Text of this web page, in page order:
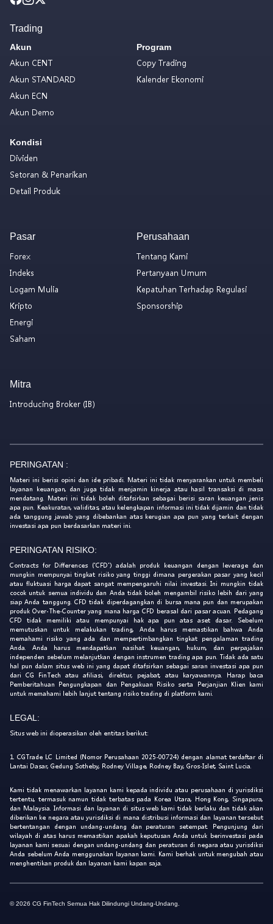
Trading
Akun
Akun CENT
Akun STANDARD
Akun ECN
Akun Demo
Kondisi
Dividen
Setoran & Penarikan
Detail Produk
Program
Copy Trading
Kalender Ekonomi
Pasar
Forex
Indeks
Logam Mulia
Kripto
Energi
Saham
Perusahaan
Tentang Kami
Pertanyaan Umum
Kepatuhan Terhadap Regulasi
Sponsorship
Mitra
Introducing Broker (IB)
PERINGATAN :
Materi ini berisi opini dan ide pribadi. Materi ini tidak menyarankan untuk membeli
layanan keuangan, dan juga tidak menjamin kinerja atau hasil transaksi di masa
mendatang. Materi ini tidak boleh ditafsirkan sebagai berisi saran keuangan jenis
apa pun. Keakuratan, validitas, atau kelengkapan informasi ini tidak dijamin dan tidak
ada tanggung jawab yang dibebankan atas kerugian apa pun yang terkait dengan
investasi apa pun berdasarkan materi ini.
PERINGATAN RISIKO:
Contracts for Differences ('CFD') adalah produk keuangan dengan leverage dan
mungkin mempunyai tingkat risiko yang tinggi dimana pergerakan pasar yang kecil
atau fluktuasi harga dapat sangat mempengaruhi nilai investasi. Ini mungkin tidak
cocok untuk semua individu dan Anda tidak boleh mengambil risiko lebih dari yang
siap Anda tanggung. CFD tidak diperdagangkan di bursa mana pun dan merupakan
produk Over-The-Counter yang mana harga CFD berasal dari pasar acuan. Pedagang
CFD tidak memiliki atau mempunyai hak apa pun atas aset dasar. Sebelum
memutuskan untuk melakukan trading, Anda harus memastikan bahwa Anda
memahami risiko yang ada dan mempertimbangkan tingkat pengalaman trading
Anda. Anda harus mendapatkan nasihat keuangan, hukum, dan perpajakan
independen sebelum melanjutkan dengan instrumen trading apa pun. Tidak ada satu
hal pun dalam situs web ini yang dapat ditafsirkan sebagai saran investasi apa pun
dari CG FinTech atau afiliasi, direktur, pejabat, atau karyawannya. Harap baca
Pemberitahuan Pengungkapan dan Pengakuan Risiko serta Perjanjian Klien kami
untuk memahami lebih lanjut tentang risiko trading di platform kami.
LEGAL:
Situs web ini dioperasikan oleh entitas berikut:
1. CGTrade LC Limited (Nomor Perusahaan 2025-00724) dengan alamat terdaftar di
Lantai Dasar, Gedung Sotheby, Rodney Village, Rodney Bay, Gros-Islet, Saint Lucia.
Kami tidak menawarkan layanan kami kepada individu atau perusahaan di yurisdiksi
tertentu, termasuk namun tidak terbatas pada Korea Utara, Hong Kong, Singapura,
dan Malaysia. Informasi dan layanan di situs web kami tidak berlaku dan tidak akan
diberikan ke negara atau yurisdiksi di mana distribusi informasi dan layanan tersebut
bertentangan dengan undang-undang dan peraturan setempat. Pengunjung dari
wilayah di atas harus memastikan apakah keputusan Anda untuk berinvestasi pada
layanan kami sesuai dengan undang-undang dan peraturan di negara atau yurisdiksi
Anda sebelum Anda menggunakan layanan kami. Kami berhak untuk mengubah atau
menghentikan produk dan layanan kami kapan saja.
© 2026 CG FinTech Semua Hak Dilindungi Undang-Undang.